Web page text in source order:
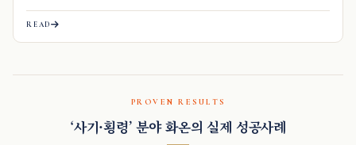
READ
PROVEN RESULTS
‘사기·횡령’ 분야 화온의 실제 성공사례